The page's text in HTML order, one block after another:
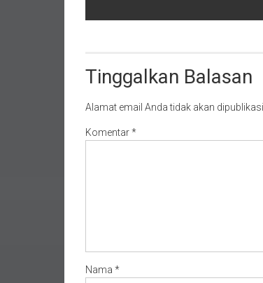
Tinggalkan Balasan
Alamat email Anda tidak akan
Komentar*
Nama *